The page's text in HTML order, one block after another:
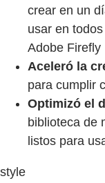
crear en un
usar en
Adobe Firefly
Aceleró la
para cumplir
Optimizó el
biblioteca de
listos para
style